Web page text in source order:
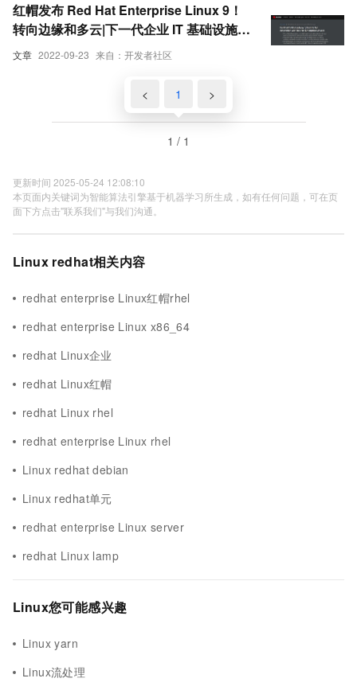
文章 2022-09-23 来自：开发者社区
红帽发布 Red Hat Enterprise Linux 9！
转向边缘和多云|下一代企业 IT 基础设施旗
舰
< 1 >
1 / 1
更新时间 2025-05-24 12:08:10
本页面内关键词为智能算法引擎基于机器学习所生成，如有任何问题，可在页
面下方点击"联系我们"与我们沟通。
Linux redhat相关内容
redhat enterprise Linux红帽rhel
redhat enterprise Linux x86_64
redhat Linux企业
redhat Linux红帽
redhat Linux rhel
redhat enterprise Linux rhel
Linux redhat debian
Linux redhat单元
redhat enterprise Linux server
redhat Linux lamp
Linux您可能感兴趣
Linux yarn
Linux流处理